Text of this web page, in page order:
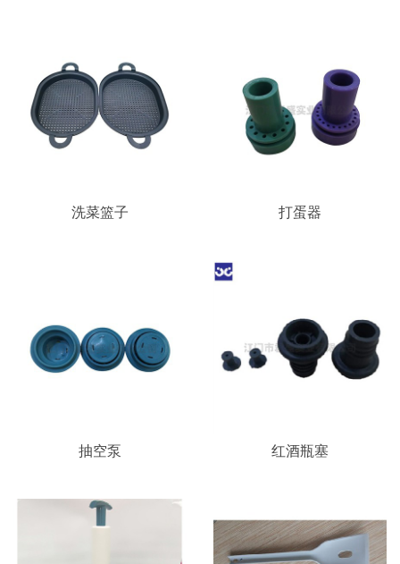
洗菜篮子 打蛋器
抽空泵 红酒瓶塞